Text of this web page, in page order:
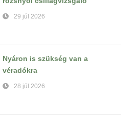
29 júl 2026
Nyáron is szükség van a
véradókra
28 júl 2026